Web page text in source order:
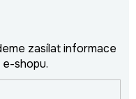
zasílat informace
shopu.